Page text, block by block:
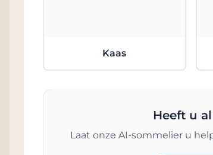
Kaas
Heeft u
Laat onze AI-sommelier u